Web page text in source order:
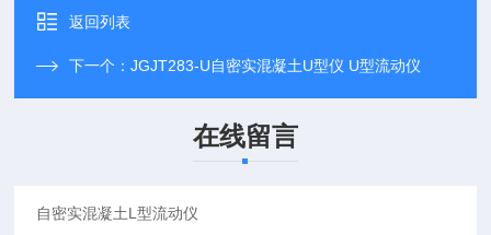
返回列表
下一个：JGJT283-U自密实混凝土U型仪 U型流动仪
在线留言